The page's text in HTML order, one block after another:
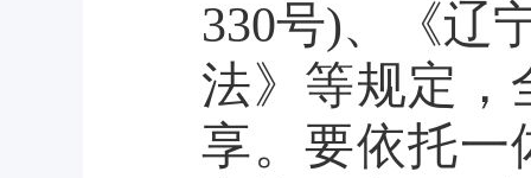
330号)、《辽
法》等规定，
享。要依托一